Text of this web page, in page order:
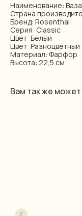
Наименование: Ваза
Страна
Бренд: Rosenthal
Серия: Classic
Цвет: Белый
Цвет: Разноцветный
Материал: Фарфор
Высота: 22,5 см
Вам так же